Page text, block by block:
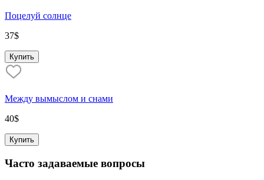
Поцелуй солнце
37$
Купить
Между вымыслом и снами
40$
Купить
Часто задаваемые вопросы